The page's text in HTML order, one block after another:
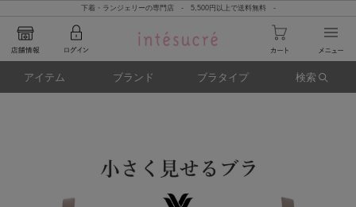
下着・ランジェリーの専門店 - 5,500円以上で送料無料 -
アイテム ブランド ブラタイプ 検索